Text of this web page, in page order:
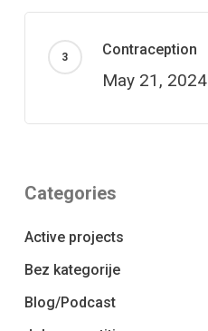
Contraception
May 21, 2024
Categories
Active projects
Bez kategorije
Blog/Podcast